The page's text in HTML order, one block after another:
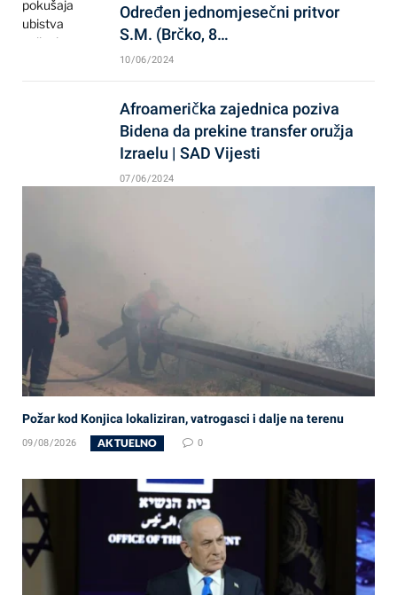
Određen jednomjesečni pritvor
S.M. (Brčko, 8…
10/06/2024
Afroamerička zajednica poziva
Bidena da prekine transfer oružja
Izraelu | SAD Vijesti
07/06/2024
Požar kod Konjica lokaliziran, vatrogasci i dalje na terenu
09/08/2026 AKTUELNO 0